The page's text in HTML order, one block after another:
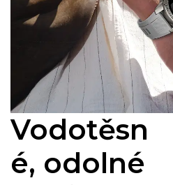
Vodotěsn
é, odolné